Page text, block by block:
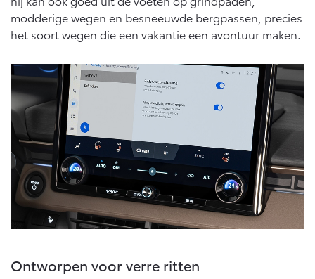
Vanaf € 37.500,- Vanaf € 55.950,-
Proace Max (excl. BTW)
OOK ALS BATTERIJ-
ELEKTRISCH
Vanaf € 46.301,-
Hilux (excl. BTW)
OOK ALS BATTERIJ-
ELEKTRISCH
Vanaf € 56.570,-
modderige wegen en besneeuwde bergpassen, precies
het soort wegen die een vakantie een avontuur maken.
Ontworpen voor verre ritten